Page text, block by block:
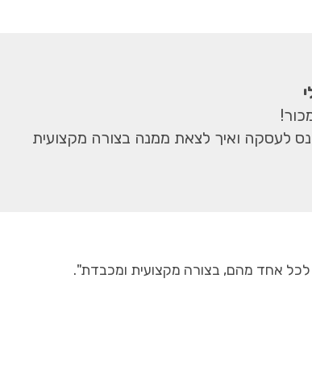
לעסקה ואיך לצאת ממנה בצורה מקצועית
אחד מהם, בצורה מקצועית ומכבדת".